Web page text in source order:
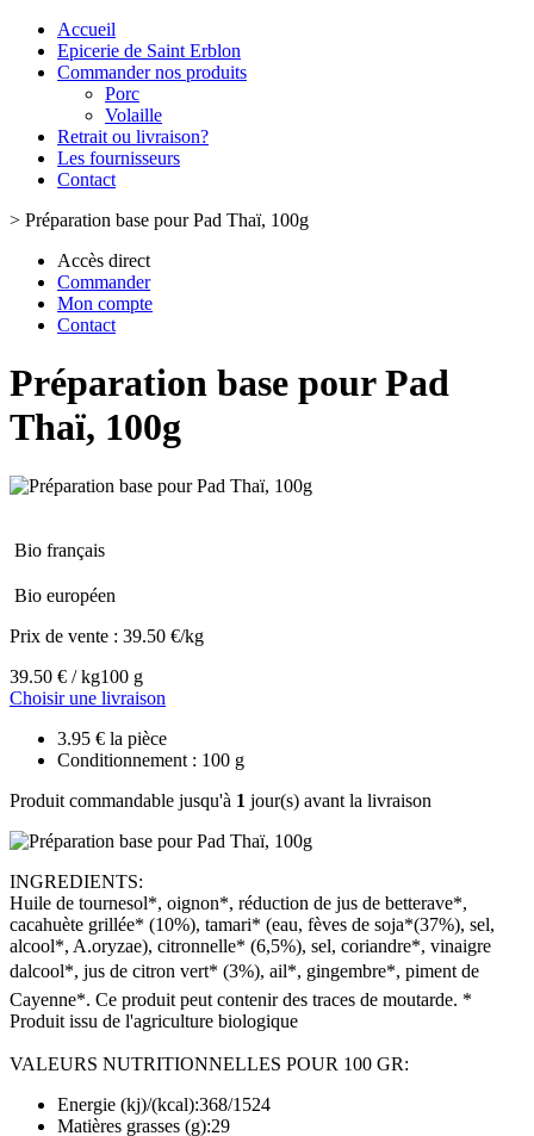
Accueil
Epicerie de Saint Erblon
Commander nos produits
Porc
Volaille
Retrait ou livraison?
Les fournisseurs
Contact
> Préparation base pour Pad Thaï, 100g
Accès direct
Commander
Mon compte
Contact
Préparation base pour Pad
Thaï, 100g
Bio français
Bio européen
Prix de vente : 39.50 €/kg
39.50 € / kg100 g
Choisir une livraison
3.95 € la pièce
Conditionnement : 100 g
Produit commandable jusqu'à 1 jour(s) avant la livraison
INGREDIENTS:
Huile de tournesol*, oignon*, réduction de jus de betterave*,
cacahuète grillée* (10%), tamari* (eau, fèves de soja*(37%), sel,
alcool*, A.oryzae), citronnelle* (6,5%), sel, coriandre*, vinaigre
dalcool*, jus de citron vert* (3%), ail*, gingembre*, piment de
Cayenne*. Ce produit peut contenir des traces de moutarde. *
Produit issu de l'agriculture biologique
VALEURS NUTRITIONNELLES POUR 100 GR:
Energie (kj)/(kcal):368/1524
Matières grasses (g):29